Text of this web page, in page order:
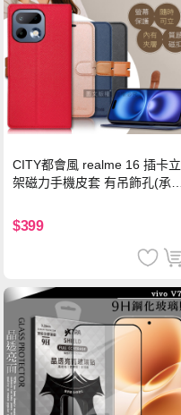
CITY都會風 realme 16 插卡立
架磁力手機皮套 有吊飾孔(承諾
$399